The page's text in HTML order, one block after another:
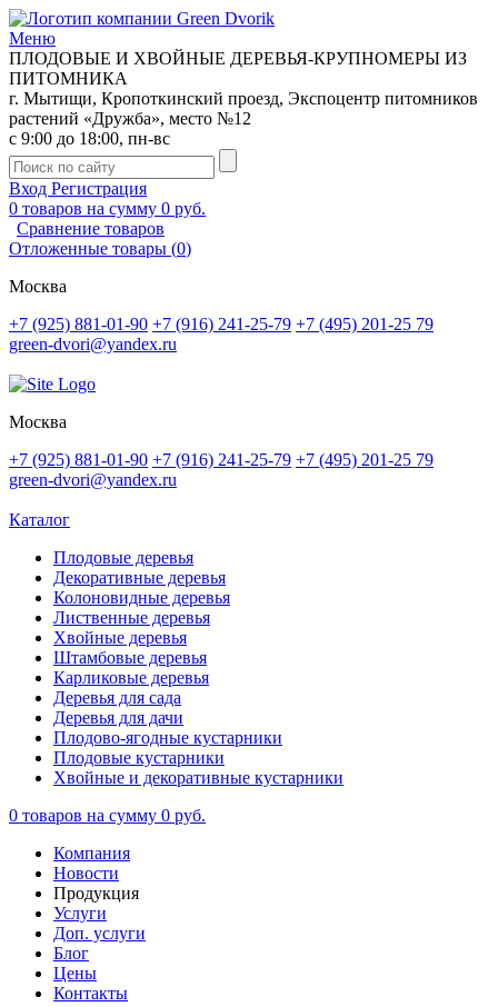
Меню
ПЛОДОВЫЕ И ХВОЙНЫЕ ДЕРЕВЬЯ-КРУПНОМЕРЫ ИЗ
ПИТОМНИКА
г. Мытищи, Кропоткинский проезд, Экспоцентр питомников
растений «Дружба», место №12
с 9:00 до 18:00, пн-вс
Вход Регистрация
0 товаров на сумму 0 руб.
Сравнение товаров
Отложенные товары (0)
Москва
+7 (925) 881-01-90 +7 (916) 241-25-79 +7 (495) 201-25 79
green-dvori@yandex.ru
Москва
+7 (925) 881-01-90 +7 (916) 241-25-79 +7 (495) 201-25 79
green-dvori@yandex.ru
Каталог
Плодовые деревья
Декоративные деревья
Колоновидные деревья
Лиственные деревья
Хвойные деревья
Штамбовые деревья
Карликовые деревья
Деревья для сада
Деревья для дачи
Плодово-ягодные кустарники
Плодовые кустарники
Хвойные и декоративные кустарники
0 товаров на сумму 0 руб.
Компания
Новости
Продукция
Услуги
Доп. услуги
Блог
Цены
Контакты